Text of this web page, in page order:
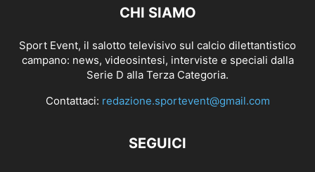
CHI SIAMO
Sport Event, il salotto televisivo sul calcio dilettantistico
campano: news, videosintesi, interviste e speciali dalla
Serie D alla Terza Categoria.
Contattaci: redazione.sportevent@gmail.com
SEGUICI